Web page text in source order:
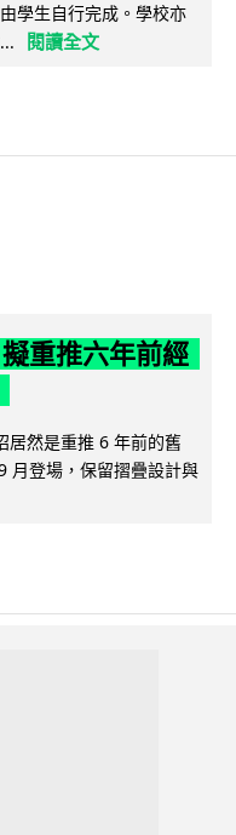
學生自行完成。學校亦
閱讀全文
重推六年前經
居然是重推 6 年前的舊
月登場，保留摺疊設計與